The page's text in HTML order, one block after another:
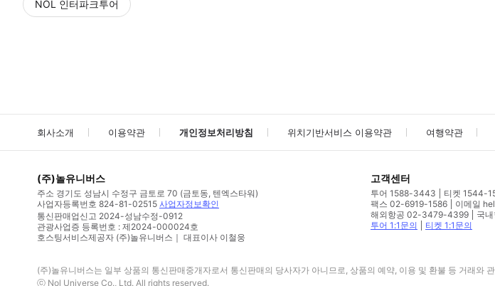
NOL 인터파크투어
회사소개 이용약관 개인정보처리방침 위치기반서비스 이용약관 여행약관
(주)놀유니버스
주소 경기도 성남시 수정구 금토로 70 (금토동, 텐엑스타워)
사업자등록번호 824-81-02515 사업자정보확인
통신판매업신고 2024-성남수정-0912
관광사업증 등록번호 : 제2024-000024호
호스팅서비스제공자 (주)놀유니버스｜ 대표이사 이철웅
고객센터
투어 1588-3443
티켓 1544-
팩스 02-6919-1586
이메일
해외항공 02-3479-4399
국
투어 1:1문의
티켓 1:1문의
(주)놀유니버스는 일부 상품의 통신판매중개자로서 통신판매의 당사자가 아니므로, 상품의 예약, 이용 및 환불 등 거래와
ⓒ Nol Universe Co., Ltd. All rights reserved.